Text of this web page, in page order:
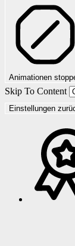
Animationen
Skip To Content
Einstellungen